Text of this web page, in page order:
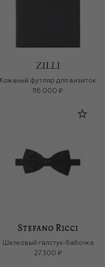
Кожаный футляр для визиток
116 000 ₽
Шелковый галстук-бабочка
27 300 ₽